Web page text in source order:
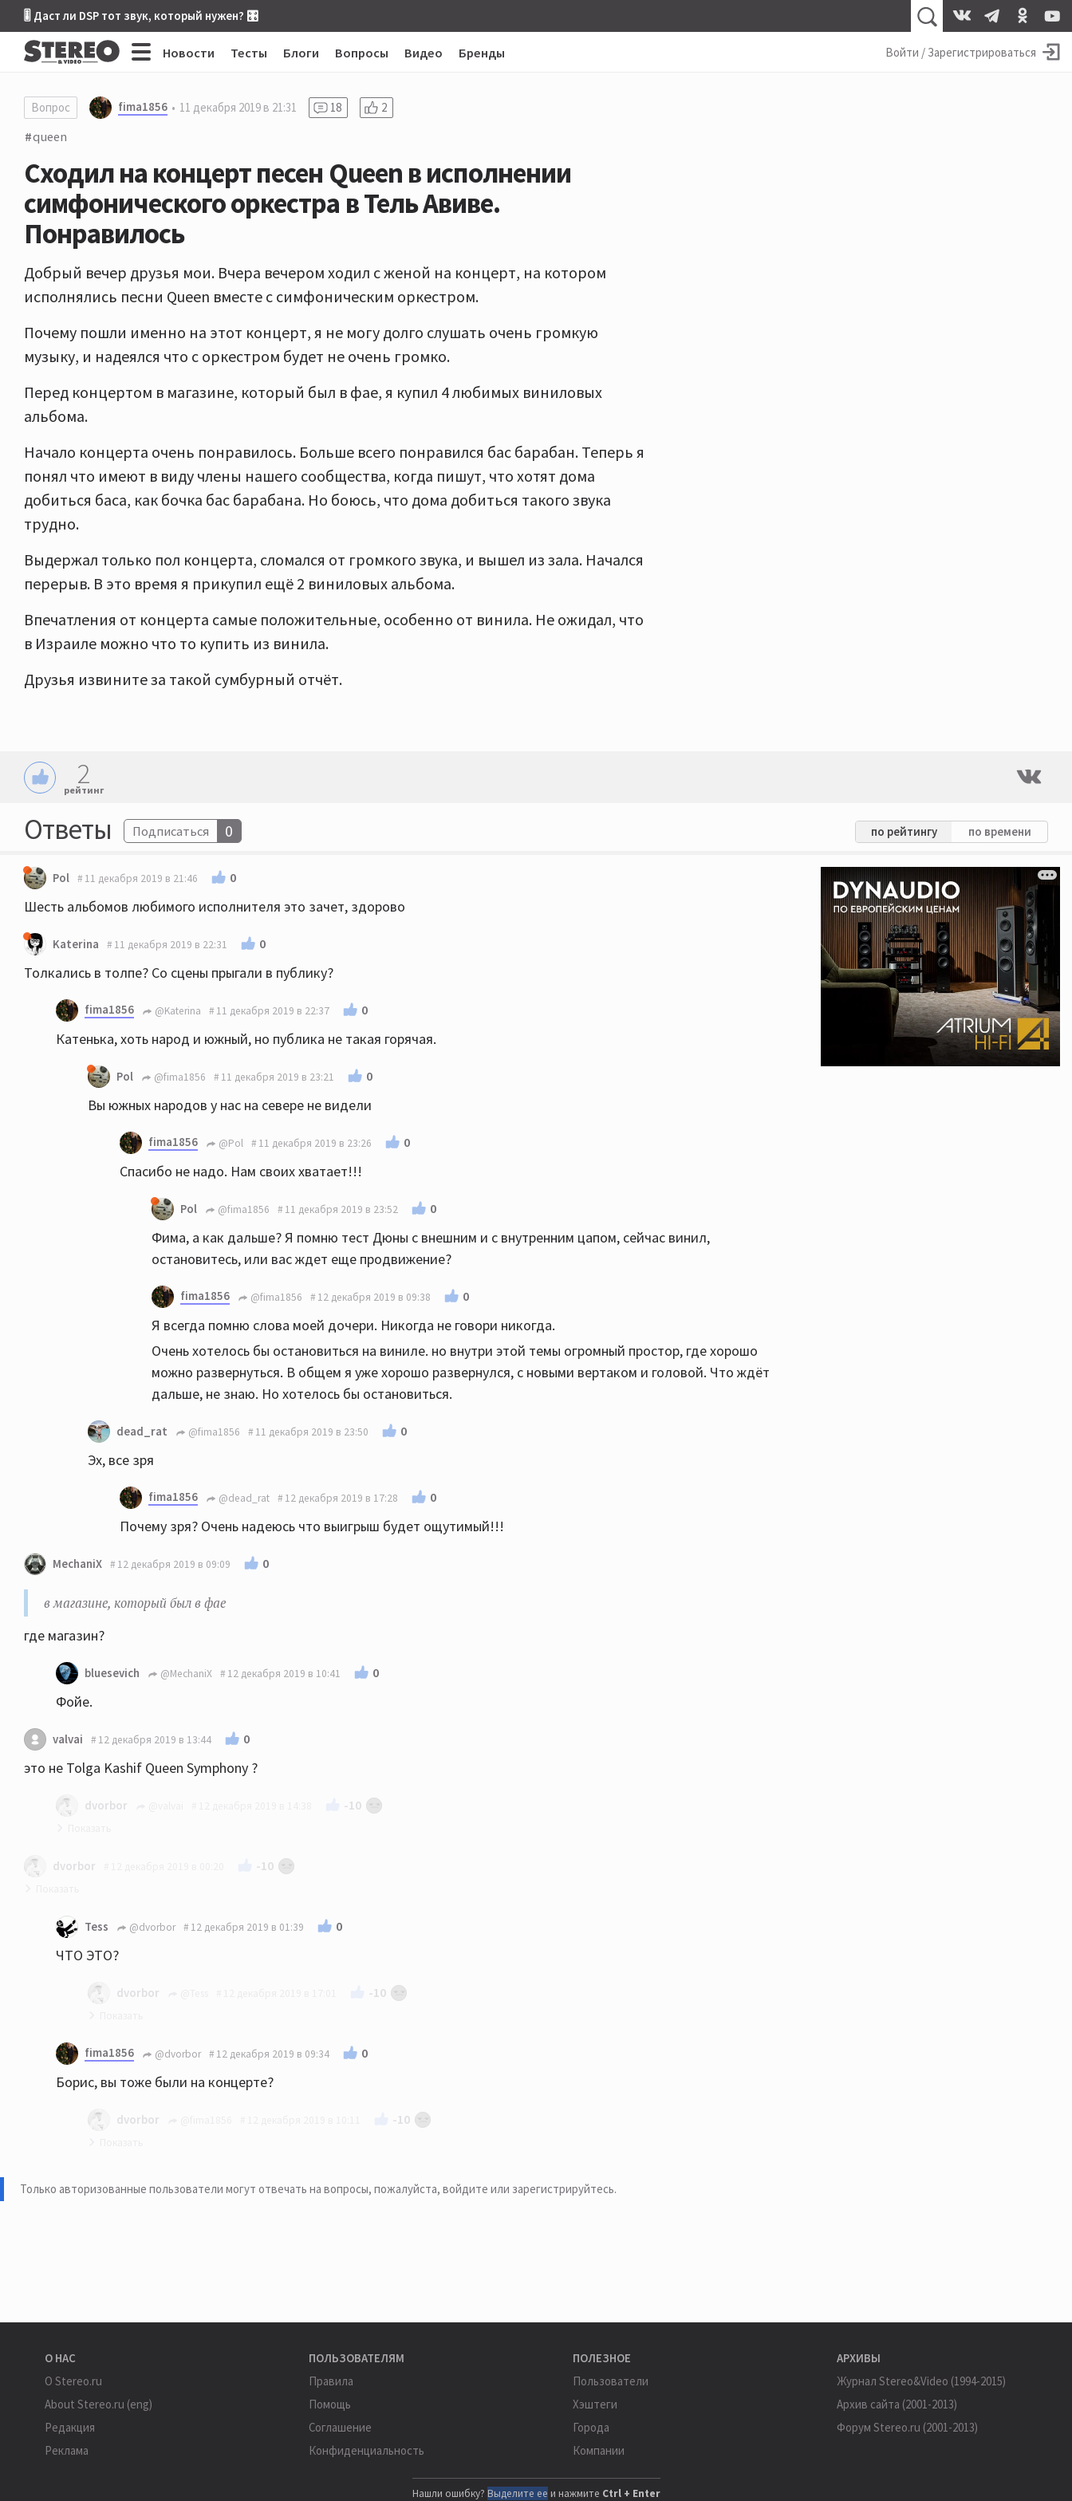
🎚 Даст ли DSP тот звук, который нужен? 🎛
Новости Тесты Блоги Вопросы Видео Бренды Войти / Зарегистрироваться
Вопрос fima1856 11 декабря 2019 в 21:31 18 2
queen
Сходил на концерт песен Queen в исполнении
симфонического оркестра в Тель Авиве.
Понравилось
Добрый вечер друзья мои. Вчера вечером ходил с женой на концерт, на котором
исполнялись песни Queen вместе с симфоническим оркестром.
Почему пошли именно на этот концерт, я не могу долго слушать очень громкую
музыку, и надеялся что с оркестром будет не очень громко.
Перед концертом в магазине, который был в фае, я купил 4 любимых виниловых
альбома.
Начало концерта очень понравилось. Больше всего понравился бас барабан. Теперь я
понял что имеют в виду члены нашего сообщества, когда пишут, что хотят дома
добиться баса, как бочка бас барабана. Но боюсь, что дома добиться такого звука
трудно.
Выдержал только пол концерта, сломался от громкого звука, и вышел из зала. Начался
перерыв. В это время я прикупил ещё 2 виниловых альбома.
Впечатления от концерта самые положительные, особенно от винила. Не ожидал, что
в Израиле можно что то купить из винила.
Друзья извините за такой сумбурный отчёт.
2
рейтинг
Ответы Подписаться 0 по рейтингу по времени
Pol 11 декабря 2019 в 21:46 0
Шесть альбомов любимого исполнителя это зачет, здорово
Katerina 11 декабря 2019 в 22:31 0
Толкались в толпе? Со сцены прыгали в публику?
fima1856 @Katerina 11 декабря 2019 в 22:37 0
Катенька, хоть народ и южный, но публика не такая горячая.
Pol @fima1856 11 декабря 2019 в 23:21 0
Вы южных народов у нас на севере не видели
fima1856 @Pol 11 декабря 2019 в 23:26 0
Спасибо не надо. Нам своих хватает!!!
Pol @fima1856 11 декабря 2019 в 23:52 0
Фима, а как дальше? Я помню тест Дюны с внешним и с внутренним цапом, сейчас винил,
остановитесь, или вас ждет еще продвижение?
fima1856 @fima1856 12 декабря 2019 в 09:38 0
Я всегда помню слова моей дочери. Никогда не говори никогда.
Очень хотелось бы остановиться на виниле. но внутри этой темы огромный простор, где хорошо
можно развернуться. В общем я уже хорошо развернулся, с новыми вертаком и головой. Что ждёт
дальше, не знаю. Но хотелось бы остановиться.
dead_rat @fima1856 11 декабря 2019 в 23:50 0
Эх, все зря
fima1856 @dead_rat 12 декабря 2019 в 17:28 0
Почему зря? Очень надеюсь что выигрыш будет ощутимый!!!
MechaniX 12 декабря 2019 в 09:09 0
в магазине, который был в фае
гдe магазин?
bluesevich @MechaniX 12 декабря 2019 в 10:41 0
Фойе.
valvai 12 декабря 2019 в 13:44 0
это не Tolga Kashif Queen Symphony ?
dvorbor -10
Queen Symphonic - A Rock & Orchestra Experien
dvorbor -10
Tess @dvorbor 12 декабря 2019 в 01:39 0
ЧТО ЭТО?
dvorbor -10
fima1856 @dvorbor 12 декабря 2019 в 09:34 0
Борис, вы тоже были на концерте?
dvorbor -10
Только авторизованные пользователи могут отвечать на вопросы, пожалуйста, войдите или зарегистрируйтесь.
О НАС
О Stereo.ru
About Stereo.ru (eng)
Редакция
Реклама
ПОЛЬЗОВАТЕЛЯМ
Правила
Помощь
Соглашение
Конфиденциальность
ПОЛЕЗНОЕ
Пользователи
Хэштеги
Города
Компании
АРХИВЫ
Журнал Stereo&Video (1994-2015)
Архив сайта (2001-2013)
Форум Stereo.ru (2001-2013)
Нашли ошибку? Выделите ее и нажмите Ctrl + Enter